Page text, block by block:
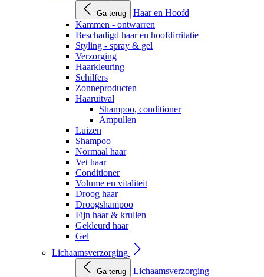
Ga terug
Haar en Hoofd
Kammen - ontwarren
Beschadigd haar en hoofdirritatie
Styling - spray & gel
Verzorging
Haarkleuring
Schilfers
Zonneproducten
Haaruitval
Shampoo, conditioner
Ampullen
Luizen
Shampoo
Normaal haar
Vet haar
Conditioner
Volume en vitaliteit
Droog haar
Droogshampoo
Fijn haar & krullen
Gekleurd haar
Gel
Lichaamsverzorging
Ga terug
Lichaamsverzorging